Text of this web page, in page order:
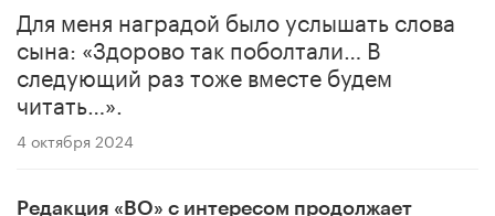
Для меня наградой было услышать слова
сына: «Здорово так поболтали… В
следующий раз тоже вместе будем
читать…».
4 октября 2024
Редакция «ВО» с интересом продолжает